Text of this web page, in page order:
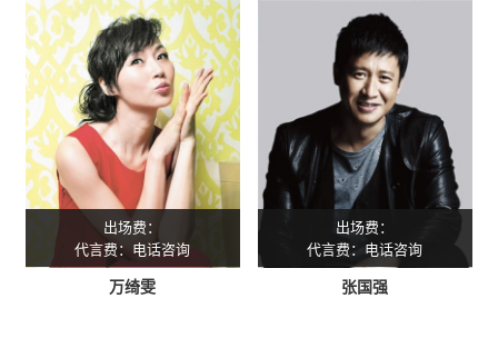
出场费：
代言费：电话咨询
万绮雯
出场费：
代言费：电话咨询
张国强